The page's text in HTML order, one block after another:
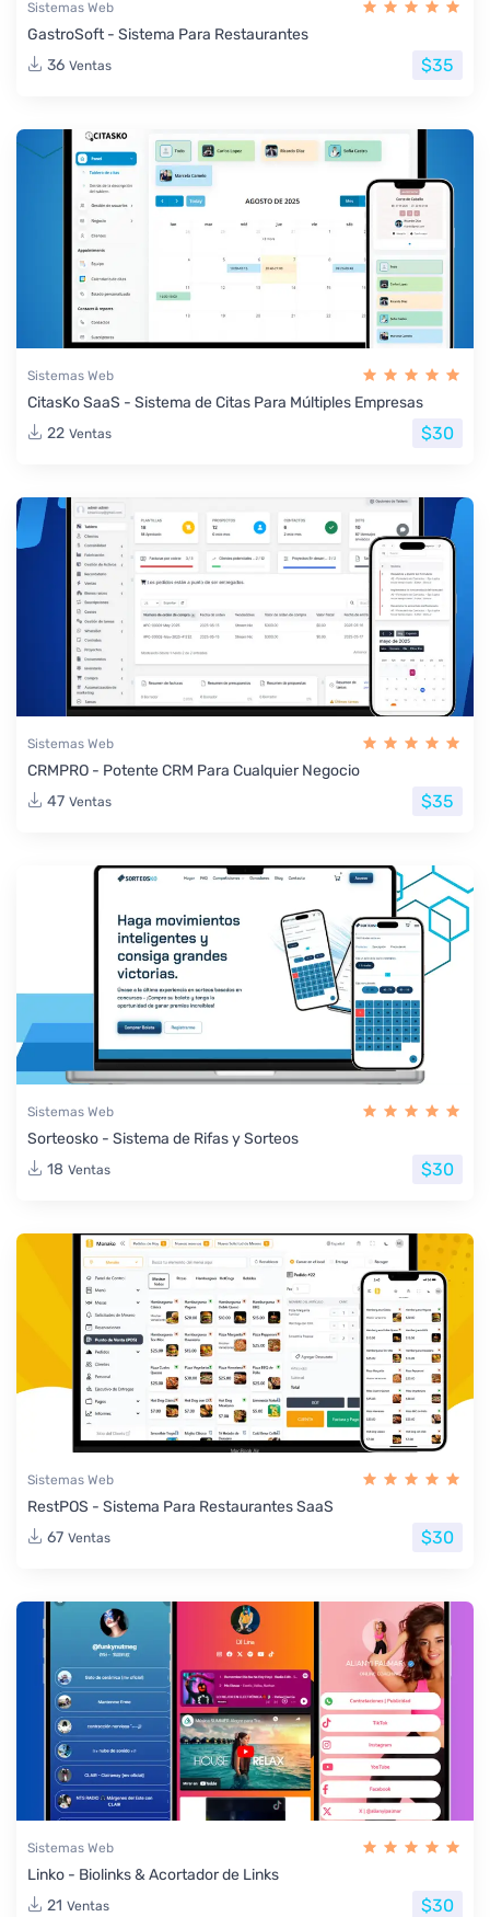
Sistemas Web
GastroSoft - Sistema Para Restaurantes
36 Ventas $35
Sistemas Web
CitasKo SaaS - Sistema de Citas Para Múltiples Empresas
22 Ventas $30
Sistemas Web
CRMPRO - Potente CRM Para Cualquier Negocio
47 Ventas $35
Sistemas Web
Sorteosko - Sistema de Rifas y Sorteos
18 Ventas $30
Sistemas Web
RestPOS - Sistema Para Restaurantes SaaS
67 Ventas $30
Sistemas Web
Linko - Biolinks & Acortador de Links
21 Ventas $30